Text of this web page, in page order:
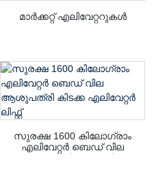
മാർക്കറ്റ് എലിവേറ്ററുകൾ
സുരക്ഷ 1600 കിലോഗ്രാം
എലിവേറ്റർ ബെഡ് വില